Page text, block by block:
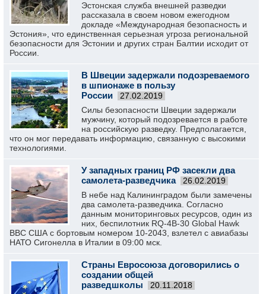
Эстонская служба внешней разведки
рассказала в своем новом ежегодном
докладе «Международная безопасность и
Эстония», что единственная серьезная угроза региональной
безопасности для Эстонии и других стран Балтии исходит от
России.
В Швеции задержали подозреваемого
в шпионаже в пользу
России
27.02.2019
Силы безопасности Швеции задержали
мужчину, который подозревается в работе
на российскую разведку. Предполагается,
что он мог передавать информацию, связанную с высокими
технологиями.
У западных границ РФ засекли два
самолета-разведчика
26.02.2019
В небе над Калининградом были замечены
два самолета-разведчика. Согласно
данным мониторинговых ресурсов, один из
них, беспилотник RQ-4B-30 Global Hawk
ВВС США с бортовым номером 10-2043, взлетел с авиабазы
НАТО Сигонелла в Италии в 09:00 мск.
Страны Евросоюза договорились о
создании общей
разведшколы
20.11.2018